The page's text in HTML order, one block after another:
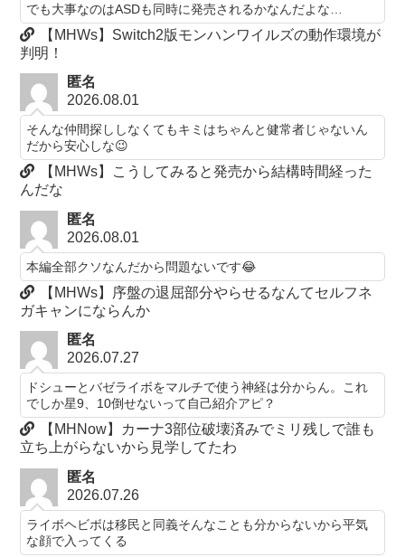
でも大事なのはASDも同時に発売されるかなんだよな…
【MHWs】Switch2版モンハンワイルズの動作環境が
判明！
匿名
2026.08.01
そんな仲間探ししなくてもキミはちゃんと健常者じゃないん
だから安心しな😉
【MHWs】こうしてみると発売から結構時間経った
んだな
匿名
2026.08.01
本編全部クソなんだから問題ないです😂
【MHWs】序盤の退屈部分やらせるなんてセルフネ
ガキャンにならんか
匿名
2026.07.27
ドシューとバゼライボをマルチで使う神経は分からん。これ
でしか星9、10倒せないって自己紹介アピ？
【MHNow】カーナ3部位破壊済みでミリ残しで誰も
立ち上がらないから見学してたわ
匿名
2026.07.26
ライボヘビボは移民と同義そんなことも分からないから平気
な顔で入ってくる